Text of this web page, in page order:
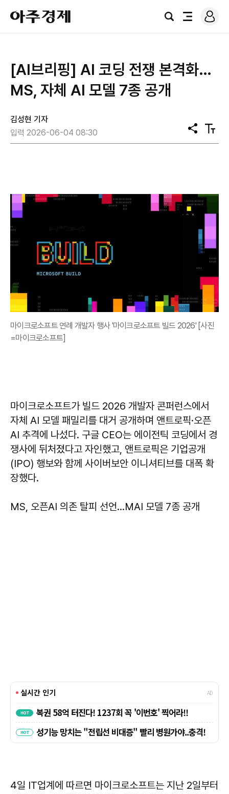
아
주
경
검
전
로
그
[AI브리핑] AI 코딩 전쟁 본격화…
MS, 자체 AI 모델 7종 공개
김성현 기자
입력 2026-06-04 08:30
공
유
텍
스
마이크로소프트 연례 개발자 행사 '마이크로소프트 빌드 2026' [사진
=마이크로소프트]
마이크로소프트가 빌드 2026 개발자 콘퍼런스에서
자체 AI 모델 패밀리를 대거 공개하며 앤트로픽·오픈
AI 추격에 나섰다. 구글 CEO는 에이전틱 코딩에서 경
쟁사에 뒤처졌다고 자인했고, 앤트로픽은 기업공개
(IPO) 행보와 함께 사이버보안 이니셔티브를 대폭 확
장했다.
MS, 오픈AI 의존 탈피 선언…MAI 모델 7종 공개
4일 IT업계에 따르면 마이크로소프트는 지난 2일부터